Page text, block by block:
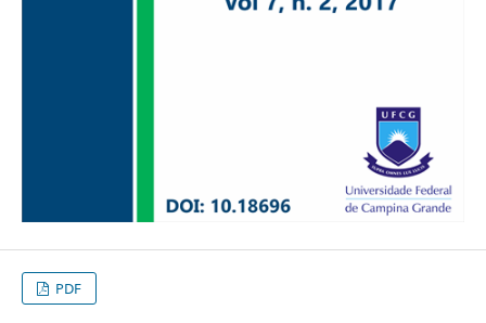
PDF